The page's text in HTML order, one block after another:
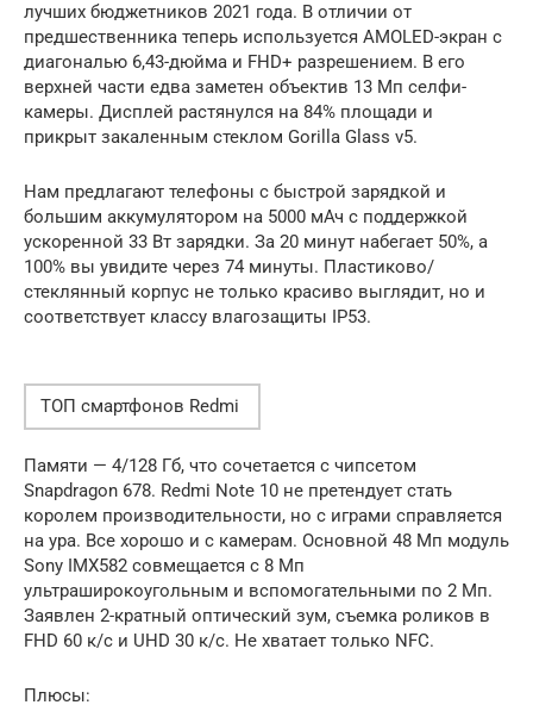
лучших бюджетников 2021 года. В отличии от
предшественника теперь используется AMOLED-экран с
диагональю 6,43-дюйма и FHD+ разрешением. В его
верхней части едва заметен объектив 13 Мп селфи-
камеры. Дисплей растянулся на 84% площади и
прикрыт закаленным стеклом Gorilla Glass v5.
Нам предлагают телефоны с быстрой зарядкой и
большим аккумулятором на 5000 мАч с поддержкой
ускоренной 33 Вт зарядки. За 20 минут набегает 50%, а
100% вы увидите через 74 минуты. Пластиково/
стеклянный корпус не только красиво выглядит, но и
соответствует классу влагозащиты IP53.
ТОП смартфонов Redmi
Памяти — 4/128 Гб, что сочетается с чипсетом
Snapdragon 678. Redmi Note 10 не претендует стать
королем производительности, но с играми справляется
на ура. Все хорошо и с камерам. Основной 48 Мп модуль
Sony IMX582 совмещается с 8 Мп
ультраширокоугольным и вспомогательными по 2 Мп.
Заявлен 2-кратный оптический зум, съемка роликов в
FHD 60 к/с и UHD 30 к/с. Не хватает только NFC.
Плюсы: